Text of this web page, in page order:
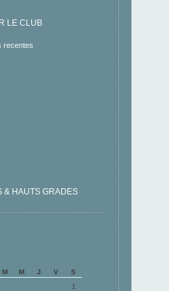
LE CLUB
recentes
& HAUTS GRADES
M M J V
S
1